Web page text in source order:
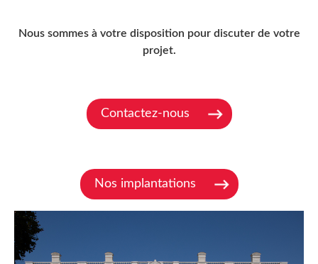
Nous sommes à votre disposition pour discuter de votre
projet.
Contactez-nous
Nos implantations